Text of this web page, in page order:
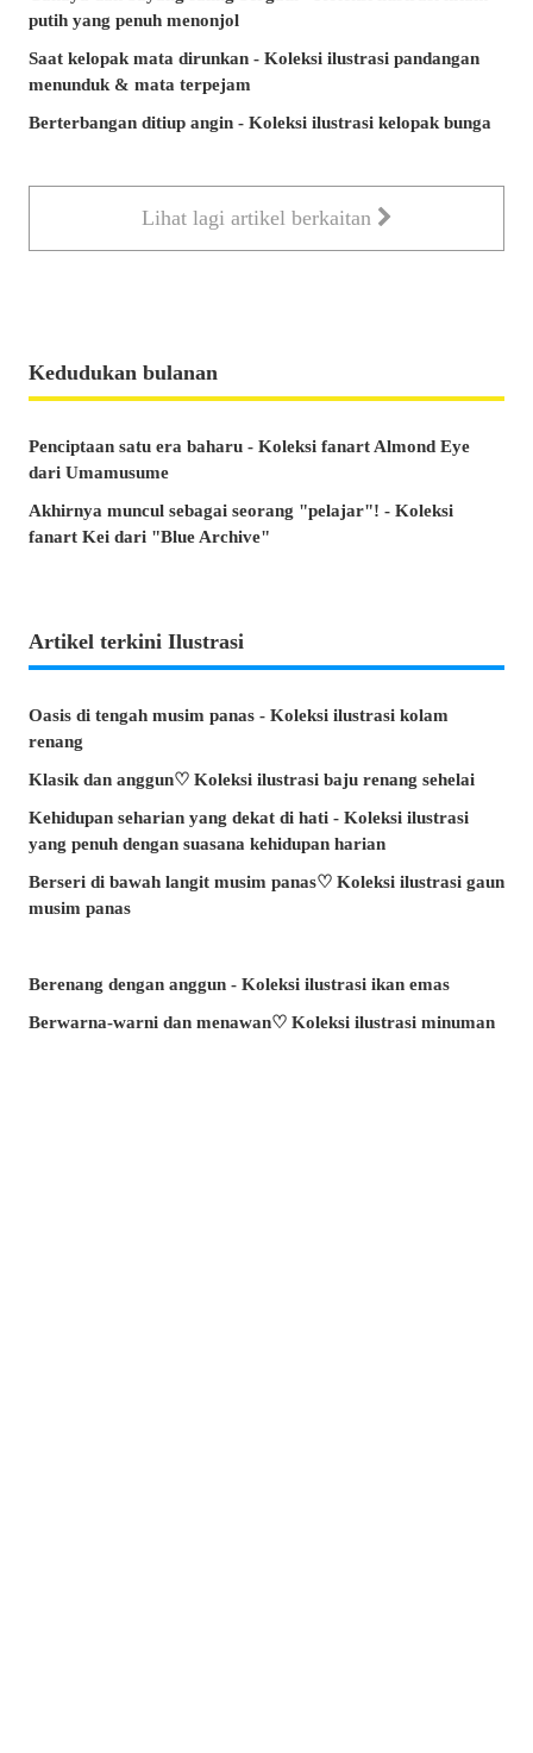
putih yang penuh menonjol
Saat kelopak mata dirunkan - Koleksi ilustrasi pandangan
menunduk & mata terpejam
Berterbangan ditiup angin - Koleksi ilustrasi kelopak bunga
Lihat lagi artikel berkaitan
Kedudukan bulanan
Penciptaan satu era baharu - Koleksi fanart Almond Eye
dari Umamusume
Akhirnya muncul sebagai seorang "pelajar"! - Koleksi
fanart Kei dari "Blue Archive"
Artikel terkini Ilustrasi
Oasis di tengah musim panas - Koleksi ilustrasi kolam
renang
Klasik dan anggun♡ Koleksi ilustrasi baju renang sehelai
Kehidupan seharian yang dekat di hati - Koleksi ilustrasi
yang penuh dengan suasana kehidupan harian
Berseri di bawah langit musim panas♡ Koleksi ilustrasi gaun
musim panas
Berenang dengan anggun - Koleksi ilustrasi ikan emas
Berwarna-warni dan menawan♡ Koleksi ilustrasi minuman